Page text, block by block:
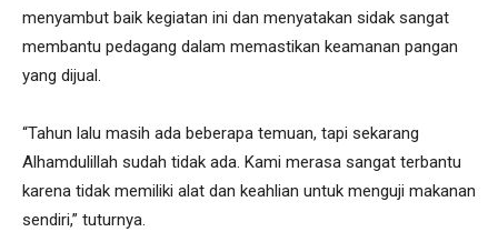
menyambut baik kegiatan ini dan menyatakan sidak sangat
membantu pedagang dalam memastikan keamanan pangan
yang dijual.
“Tahun lalu masih ada beberapa temuan, tapi sekarang
Alhamdulillah sudah tidak ada. Kami merasa sangat terbantu
karena tidak memiliki alat dan keahlian untuk menguji makanan
sendiri,” tuturnya.